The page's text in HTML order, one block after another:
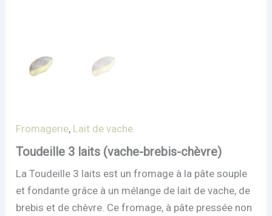
Fromagerie, Lait de vache
Toudeille 3 laits (vache-brebis-chèvre)
La Toudeille 3 laits est un fromage à la pâte souple
et fondante grâce à un mélange de lait de vache, de
brebis et de chèvre. Ce fromage, à pâte pressée non